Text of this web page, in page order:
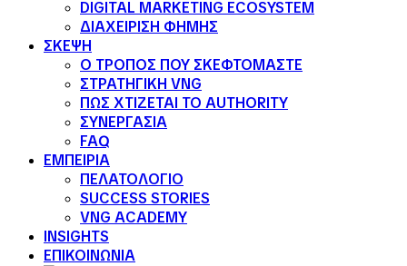
DIGITAL MARKETING ECOSYSTEM
ΔΙΑΧΕΙΡΙΣΗ ΦΗΜΗΣ
ΣΚΕΨΗ
Ο ΤΡΟΠΟΣ ΠΟΥ ΣΚΕΦΤΟΜΑΣΤΕ
ΣΤΡΑΤΗΓΙΚΗ VNG
ΠΩΣ ΧΤΙΖΕΤΑΙ ΤΟ AUTHORITY
ΣΥΝΕΡΓΑΣΙΑ
FAQ
ΕΜΠΕΙΡΙΑ
ΠΕΛΑΤΟΛΟΓΙΟ
SUCCESS STORIES
VNG ACADEMY
INSIGHTS
ΕΠΙΚΟΙΝΩΝΙΑ